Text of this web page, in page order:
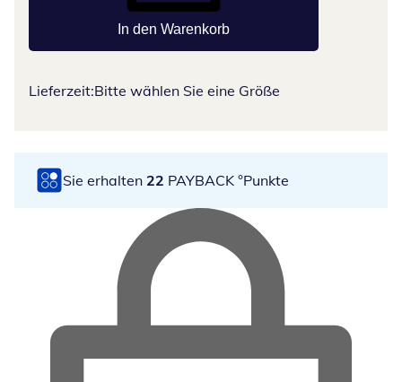
In den Warenkorb
Lieferzeit:Bitte wählen Sie eine Größe
Sie erhalten 22 PAYBACK °Punkte